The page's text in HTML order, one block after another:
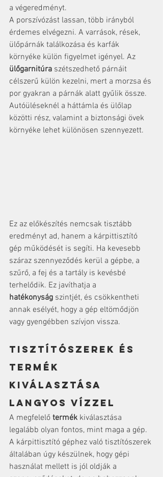
a végeredményt.
A porszívózást lassan, több irányból
érdemes elvégezni. A varrások, rések,
ülőpárnák találkozása és karfák
környéke külön figyelmet igényel. Az
ülőgarnitúra szétszedhető párnáit
célszerű külön kezelni, mert a morzsa és
por gyakran a párnák alatt gyűlik össze.
Autóüléseknél a háttámla és ülőlap
közötti rész, valamint a biztonsági övek
környéke lehet különösen szennyezett.
Ez az előkészítés nemcsak tisztább
eredményt ad, hanem a kárpittisztító
gép működését is segíti. Ha kevesebb
száraz szennyeződés kerül a gépbe, a
szűrő, a fej és a tartály is kevésbé
terhelődik. Ez javíthatja a
hatékonyság szintjét, és csökkentheti
annak esélyét, hogy a gép eltömődjön
vagy gyengébben szívjon vissza.
Tisztítószerek és
termék
kiválasztása
langyos vízzel
A megfelelő termék kiválasztása
legalább olyan fontos, mint maga a gép.
A kárpittisztító géphez való tisztítószerek
általában úgy készülnek, hogy gépi
használat mellett is jól oldják a